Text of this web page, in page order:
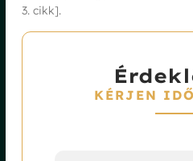
3. cikk].
KÉRJEN